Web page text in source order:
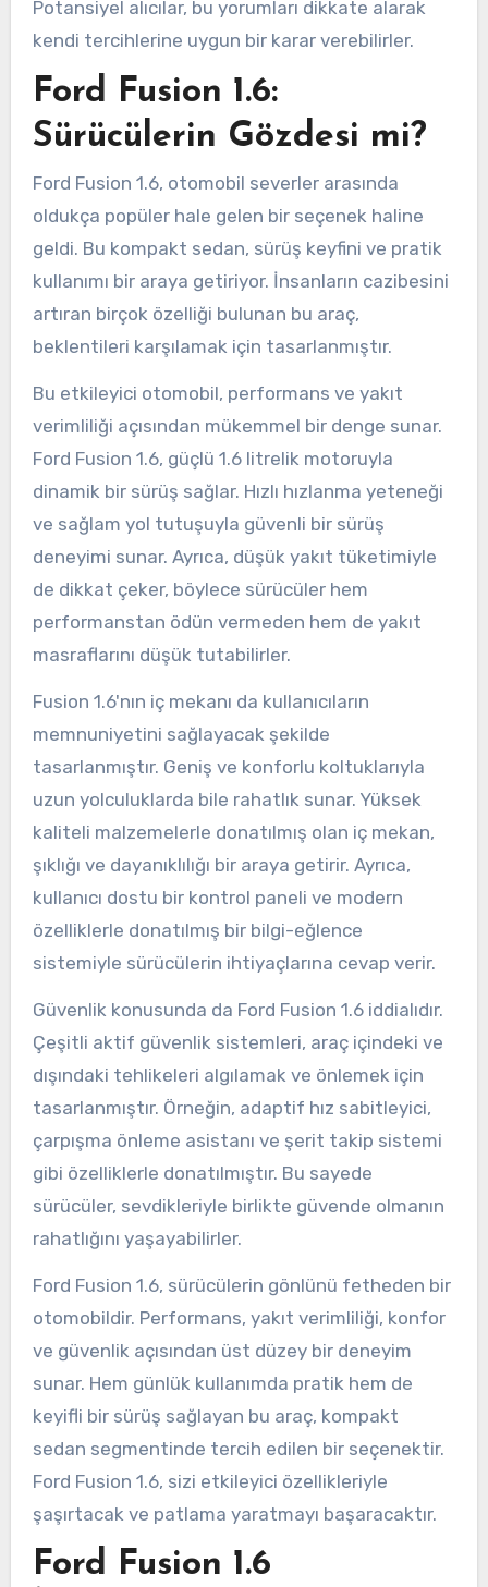
Potansiyel alıcılar, bu yorumları dikkate alarak
kendi tercihlerine uygun bir karar verebilirler.
Ford Fusion 1.6:
Sürücülerin Gözdesi mi?
Ford Fusion 1.6, otomobil severler arasında
oldukça popüler hale gelen bir seçenek haline
geldi. Bu kompakt sedan, sürüş keyfini ve pratik
kullanımı bir araya getiriyor. İnsanların cazibesini
artıran birçok özelliği bulunan bu araç,
beklentileri karşılamak için tasarlanmıştır.
Bu etkileyici otomobil, performans ve yakıt
verimliliği açısından mükemmel bir denge sunar.
Ford Fusion 1.6, güçlü 1.6 litrelik motoruyla
dinamik bir sürüş sağlar. Hızlı hızlanma yeteneği
ve sağlam yol tutuşuyla güvenli bir sürüş
deneyimi sunar. Ayrıca, düşük yakıt tüketimiyle
de dikkat çeker, böylece sürücüler hem
performanstan ödün vermeden hem de yakıt
masraflarını düşük tutabilirler.
Fusion 1.6'nın iç mekanı da kullanıcıların
memnuniyetini sağlayacak şekilde
tasarlanmıştır. Geniş ve konforlu koltuklarıyla
uzun yolculuklarda bile rahatlık sunar. Yüksek
kaliteli malzemelerle donatılmış olan iç mekan,
şıklığı ve dayanıklılığı bir araya getirir. Ayrıca,
kullanıcı dostu bir kontrol paneli ve modern
özelliklerle donatılmış bir bilgi-eğlence
sistemiyle sürücülerin ihtiyaçlarına cevap verir.
Güvenlik konusunda da Ford Fusion 1.6 iddialıdır.
Çeşitli aktif güvenlik sistemleri, araç içindeki ve
dışındaki tehlikeleri algılamak ve önlemek için
tasarlanmıştır. Örneğin, adaptif hız sabitleyici,
çarpışma önleme asistanı ve şerit takip sistemi
gibi özelliklerle donatılmıştır. Bu sayede
sürücüler, sevdikleriyle birlikte güvende olmanın
rahatlığını yaşayabilirler.
Ford Fusion 1.6, sürücülerin gönlünü fetheden bir
otomobildir. Performans, yakıt verimliliği, konfor
ve güvenlik açısından üst düzey bir deneyim
sunar. Hem günlük kullanımda pratik hem de
keyifli bir sürüş sağlayan bu araç, kompakt
sedan segmentinde tercih edilen bir seçenektir.
Ford Fusion 1.6, sizi etkileyici özellikleriyle
şaşırtacak ve patlama yaratmayı başaracaktır.
Ford Fusion 1.6